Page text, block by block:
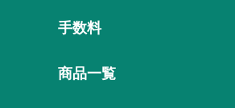
手数料
商品一覧